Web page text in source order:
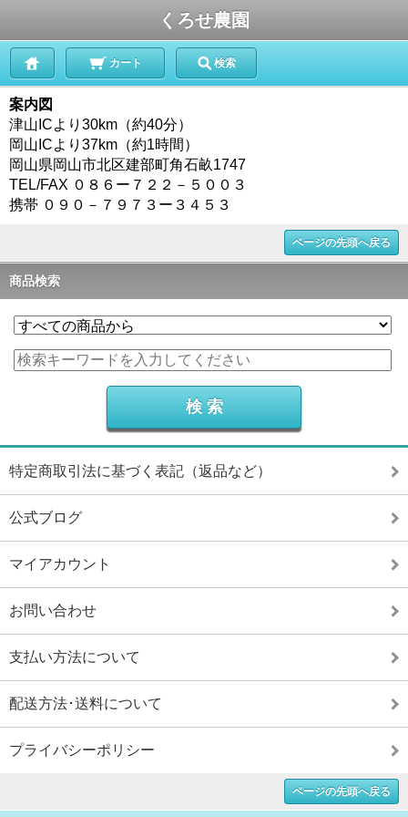
くろせ農園
カート 検索
案内図
津山ICより30km（約40分）
岡山ICより37km（約1時間）
岡山県岡山市北区建部町角石畝1747
TEL/FAX ０８６ー７２２－５００３
携帯 ０９０－７９７３ー３４５３
ページの先頭へ戻る
商品検索
特定商取引法に基づく表記（返品など）
公式ブログ
マイアカウント
お問い合わせ
支払い方法について
配送方法･送料について
プライバシーポリシー
ページの先頭へ戻る